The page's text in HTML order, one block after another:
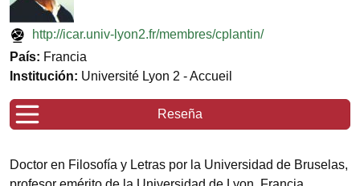
http://icar.univ-lyon2.fr/membres/cplantin/
País: Francia
Institución: Université Lyon 2 - Accueil
Reseña
Doctor en Filosofía y Letras por la Universidad de Bruselas,